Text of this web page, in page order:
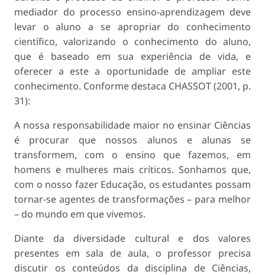
mediador do processo ensino-aprendizagem deve
levar o aluno a se apropriar do conhecimento
científico, valorizando o conhecimento do aluno,
que é baseado em sua experiência de vida, e
oferecer a este a oportunidade de ampliar este
conhecimento. Conforme destaca CHASSOT (2001, p.
31):
A nossa responsabilidade maior no ensinar Ciências
é procurar que nossos alunos e alunas se
transformem, com o ensino que fazemos, em
homens e mulheres mais críticos. Sonhamos que,
com o nosso fazer Educação, os estudantes possam
tornar-se agentes de transformações – para melhor
– do mundo em que vivemos.
Diante da diversidade cultural e dos valores
presentes em sala de aula, o professor precisa
discutir os conteúdos da disciplina de Ciências,